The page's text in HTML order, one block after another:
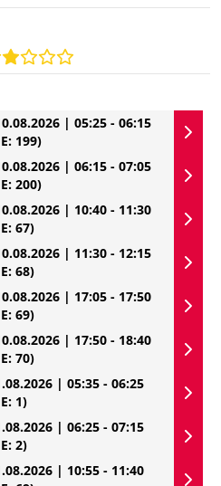
| 05:25 - 06:15
199)
| 06:15 - 07:05
200)
| 10:40 - 11:30
67)
| 11:30 - 12:15
68)
| 17:05 - 17:50
69)
| 17:50 - 18:40
70)
| 05:35 - 06:25
1)
| 06:25 - 07:15
2)
| 10:55 - 11:40